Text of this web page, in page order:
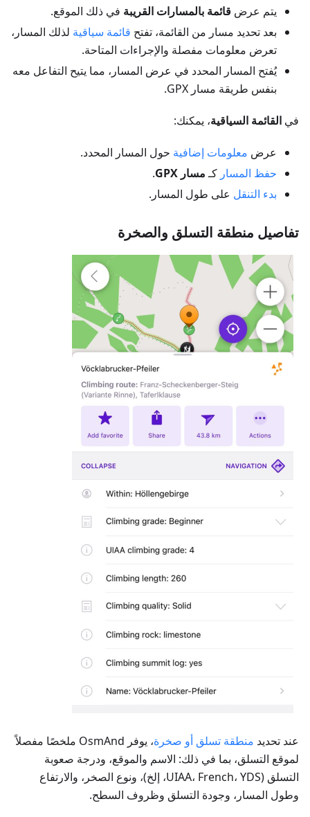
يتم عرض قائمة بالمسارات القريبة في ذلك الموقع.
بعد تحديد مسار من القائمة، تفتح قائمة سياقية لذلك المسار،
تعرض معلومات مفصلة والإجراءات المتاحة.
يُفتح المسار المحدد في عرض المسار، مما يتيح التفاعل معه
بنفس طريقة مسار GPX.
في القائمة السياقية، يمكنك:
عرض معلومات إضافية حول المسار المحدد.
حفظ المسار كـمسار GPX
.
بدء التنقل على طول المسار.
تفاصيل منطقة التسلق والصخرة
عند تحديد منطقة تسلق أو صخرة
، يوفر OsmAnd ملخصًا مفصلاً
لموقع التسلق، بما في ذلك: الاسم والموقع، ودرجة صعوبة
التسلق (UIAA، French، YDS، إلخ)، ونوع الصخر، والارتفاع
وطول المسار، وجودة التسلق وظروف السطح.